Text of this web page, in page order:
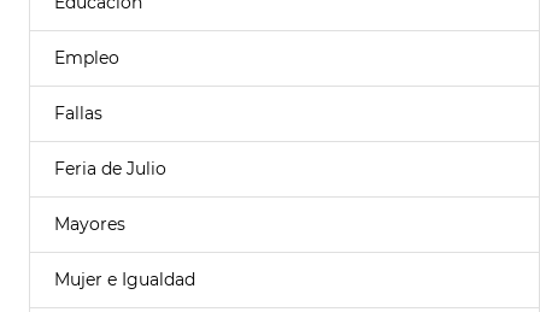
Empleo
Fallas
Feria de Julio
Mayores
Mujer e Igualdad